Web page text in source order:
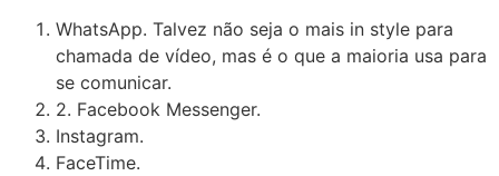
WhatsApp. Talvez não seja o mais in style para
chamada de vídeo, mas é o que a maioria usa para
se comunicar.
2. Facebook Messenger.
Instagram.
FaceTime.